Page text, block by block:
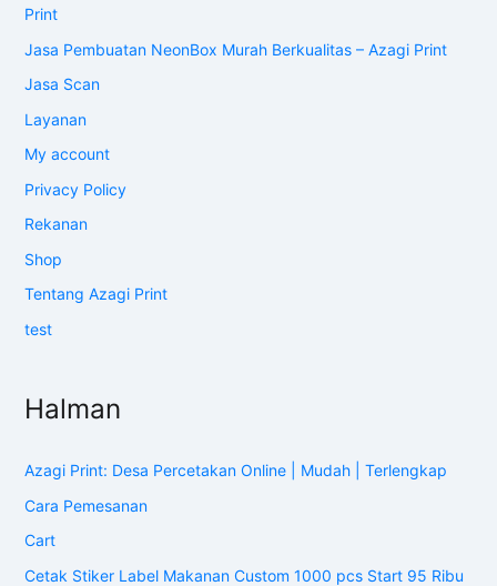
Print
Jasa Pembuatan NeonBox Murah Berkualitas – Azagi Print
Jasa Scan
Layanan
My account
Privacy Policy
Rekanan
Shop
Tentang Azagi Print
test
Halman
Azagi Print: Desa Percetakan Online | Mudah | Terlengkap
Cara Pemesanan
Cart
Cetak Stiker Label Makanan Custom 1000 pcs Start 95 Ribu